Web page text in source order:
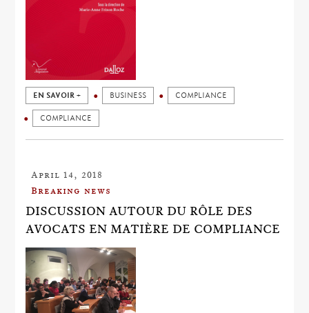
EN SAVOIR + BUSINESS COMPLIANCE
COMPLIANCE
April 14, 2018
Breaking news
DISCUSSION AUTOUR DU RÔLE DES
AVOCATS EN MATIÈRE DE COMPLIANCE